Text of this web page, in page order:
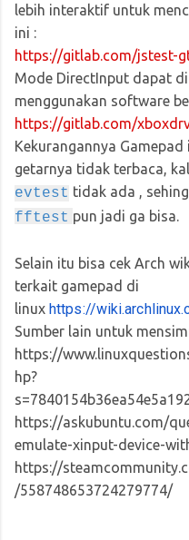
lebih interaktif untuk
ini :
https://gitlab.com/jstest-
Mode DirectInput dapat
menggunakan software
https://gitlab.com/
Kekurangannya
getarnya tidak terbaca,
evtest tidak ada ,
fftest pun jadi ga bisa.
Selain itu bisa cek Arch
terkait gamepad di
linux https://
Sumber lain untuk
https://
hp?
https://askubuntu.com/
emulate-xinput-device-
https://
/558748653724279774/